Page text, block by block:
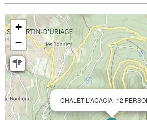
CHALET L'ACACIA- 12
+
−